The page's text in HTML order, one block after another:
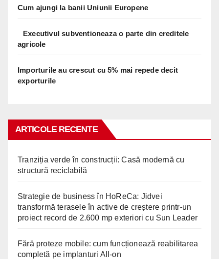
Cum ajungi la banii Uniunii Europene
Executivul subventioneaza o parte din creditele
agricole
Importurile au crescut cu 5% mai repede decit
exporturile
ARTICOLE RECENTE
Tranziția verde în construcții: Casă modernă cu
structură reciclabilă
Strategie de business în HoReCa: Jidvei
transformă terasele în active de creștere printr-un
proiect record de 2.600 mp exteriori cu Sun Leader
Fără proteze mobile: cum funcționează reabilitarea
completă pe implanturi All-on